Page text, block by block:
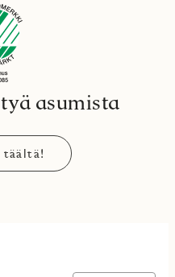
asumista
täältä!